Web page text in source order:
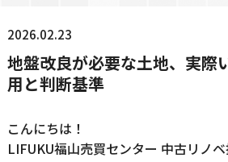
2026.02.23
地盤改良が必要な土地、実際
用と判断基準
こんにちは！
LIFUKU福山売買センター 中古リノベ